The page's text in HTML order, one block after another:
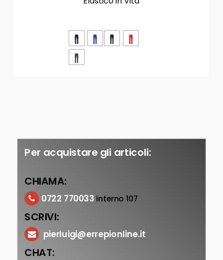
Per acquistare gli articoli:
CHIAMA:
0722 770033 interno 107
SCRIVI:
pierluigi@errepionline.it
CHAT: